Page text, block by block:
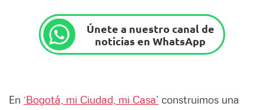
Únete a nuestro canal de
noticias en WhatsApp
En ‘Bogotá, mi Ciudad, mi Casa’ construimos una